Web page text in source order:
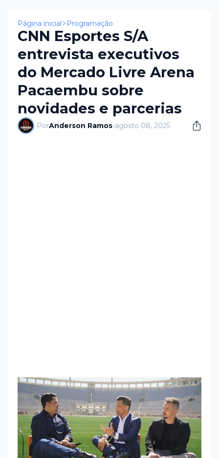
Página inicial Programação
CNN Esportes S/A
entrevista executivos
do Mercado Livre Arena
Pacaembu sobre
novidades e parcerias
PorAnderson Ramos-agosto 08, 2025